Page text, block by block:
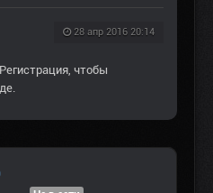
28 апр 2016 20:14
Регистрация , чтобы